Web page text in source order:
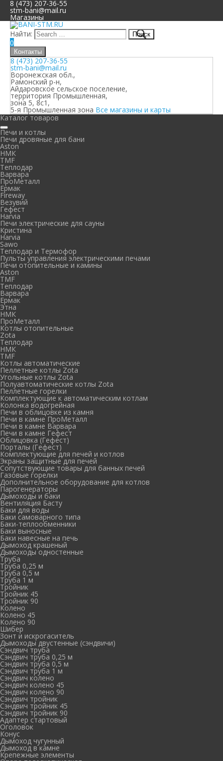
8 (473) 207-36-55
stm-bani@mail.ru
Магазины
Найти:
0
Контакты
8 (473) 207-36-55
stm-bani@mail.ru
Воронежская обл.,
Рамонский р-н,
Айдаровское сельское поселение,
территория Промышленная,
зона 5, 8с1,
5-я Промышленная зона Все магазины и карты
Каталог товаров
Печи и котлы
Печи дровяные для бани
Aston
НМК
TMF
Теплодар
Варвара
ПроМеталл
Ермак
Fireway
Везувий
Гефест
Harvia
Печи электрические для сауны
Кристина
Harvia
Sawo
Теплодар и Термофор
Пульты управления электрическими печами
Печи отопительные и камины
Aston
TMF
Теплодар
Варвара
Ермак
Этна
НМК
ПроМеталл
Котлы отопительные
Zota
Теплодар
НМК
TMF
Котлы автоматические
Пеллетные котлы Zota
Угольные котлы Zota
Полуавтоматические котлы Zota
Пеллетные горелки
Комплектующие к автоматическим котлам
Колонка водогрейная
Печи в облицовке из камня
Печи в камне ПроМеталл
Печи в камне Варвара
Печи в камне Гефест
Облицовка (Гефест)
Порталы (Гефест)
Комплектующие для печей и котлов
Экраны защитные для печей
Сопутствующие товары для банных печей
Газовые горелки
Дополнительное оборудование для котлов
Парогенераторы
Дымоходы и баки
Вентиляция Басту
Баки для воды
Баки самоварного типа
Баки-теплообменники
Баки выносные
Баки навесные на печь
Дымоход крашеный
Дымоходы одностенные
Труба
Труба 0,25 м
Труба 0,5 м
Труба 1 м
Тройник
Тройник 45
Тройник 90
Колено
Колено 45
Колено 90
Шибер
Зонт и искрогаситель
Дымоходы двустенные (сэндвичи)
Сэндвич труба
Сэндвич труба 0,25 м
Сэндвич труба 0,5 м
Сэндвич труба 1 м
Сэндвич колено
Сэндвич колено 45
Сэндвич колено 90
Сэндвич тройник
Сэндвич тройник 45
Сэндвич тройник 90
Адаптер стартовый
Оголовок
Конус
Дымоход чугунный
Дымоход в камне
Крепежные элементы